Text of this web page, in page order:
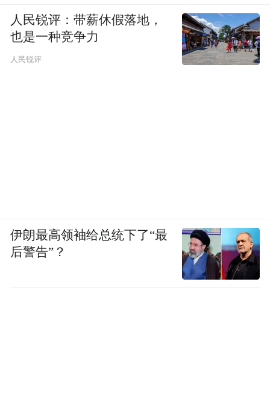
人民锐评：带薪休假落地，
也是一种竞争力
人民锐评
伊朗最高领袖给总统下了“最
后警告”？